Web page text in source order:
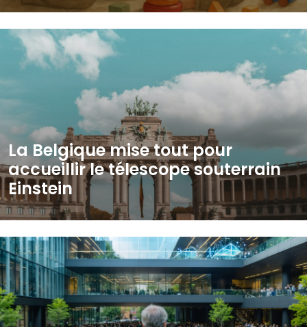
La Belgique mise tout pour
accueillir le télescope souterrain
Einstein